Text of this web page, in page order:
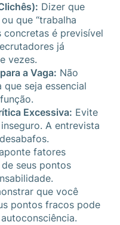
Dizer que
que “trabalha
concretas é previsível
já
vezes.
a Vaga: Não
seja essencial
Excessiva: Evite
A entrevista
fatores
seus pontos
que você
pontos fracos pode